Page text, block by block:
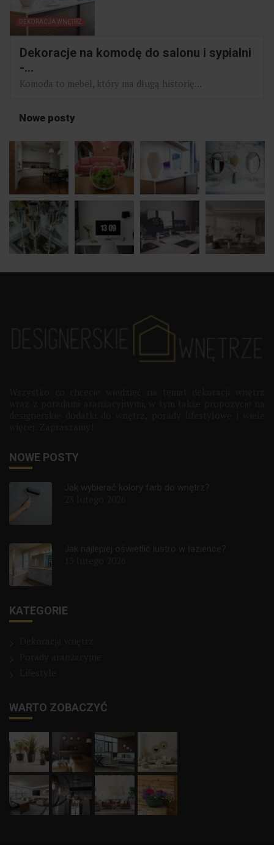
DEKORACJA WNĘTRZ
Dekoracje na komodę do salonu i sypialni
-...
Komoda to mebel, który ma długą historię...
Nowe posty
NOWE POSTY
Jak wybierać kolory farb do wnętrz?
Jak najlepiej oświetlić lustro w łazience?
KATEGORIE
WARTO ZOBACZYĆ